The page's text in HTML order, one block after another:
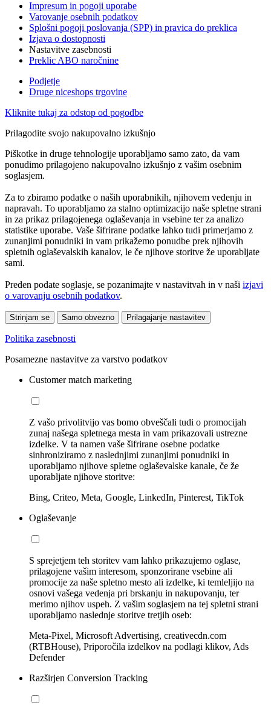
Impresum in pogoji uporabe
Varovanje osebnih podatkov
Splošni pogoji poslovanja (SPP) in pravica do preklica
Izjava o dostopnosti
Nastavitve zasebnosti
Preklic ABO naročnine
Podjetje
Druge niceshops trgovine
Kliknite tukaj za odstop od pogodbe
Prilagodite svojo nakupovalno izkušnjo
Piškotke in druge tehnologije uporabljamo samo zato, da vam
ponudimo prilagojeno nakupovalno izkušnjo z vašim osebnim
soglasjem.
Za to zbiramo podatke o naših uporabnikih, njihovem vedenju in
napravah. To uporabljamo za stalno optimizacijo naše spletne strani
in za prikaz prilagojenega oglaševanja in vsebine ter za analizo
statistike uporabe. Vaše šifrirane podatke lahko tudi primerjamo z
zunanjimi ponudniki in vam prikažemo ponudbe prek njihovih
spletnih oglaševalskih kanalov, le če njihove storitve že uporabljate
sami.
Preden podate soglasje, se pozanimajte v nastavitvah in v naši izjavi
o varovanju osebnih podatkov.
Strinjam se Samo obvezno Prilagajanje nastavitev
Politika zasebnosti
Posamezne nastavitve za varstvo podatkov
Customer match marketing
Z vašo privolitvijo vas bomo obveščali tudi o promocijah
zunaj našega spletnega mesta in vam prikazovali ustrezne
izdelke. V ta namen vaše šifrirane osebne podatke
sinhroniziramo z naslednjimi zunanjimi ponudniki in
uporabljamo njihove spletne oglaševalske kanale, če že
uporabljate njihove storitve:
Bing, Criteo, Meta, Google, LinkedIn, Pinterest, TikTok
Oglaševanje
S sprejetjem teh storitev vam lahko prikazujemo oglase,
prilagojene vašim interesom, sponzorirane vsebine ali
promocije za naše spletno mesto ali izdelke, ki temleljijo na
osnovi vašega vedenja pri brskanju in nakupovanju, ter
merimo njihov uspeh. Z vašim soglasjem na tej spletni strani
uporabljamo naslednje storitve tretjih oseb:
Meta-Pixel, Microsoft Advertising, creativecdn.com
(RTBHouse), Priporočila izdelkov na podlagi klikov, Ads
Defender
Razširjen Conversion Tracking